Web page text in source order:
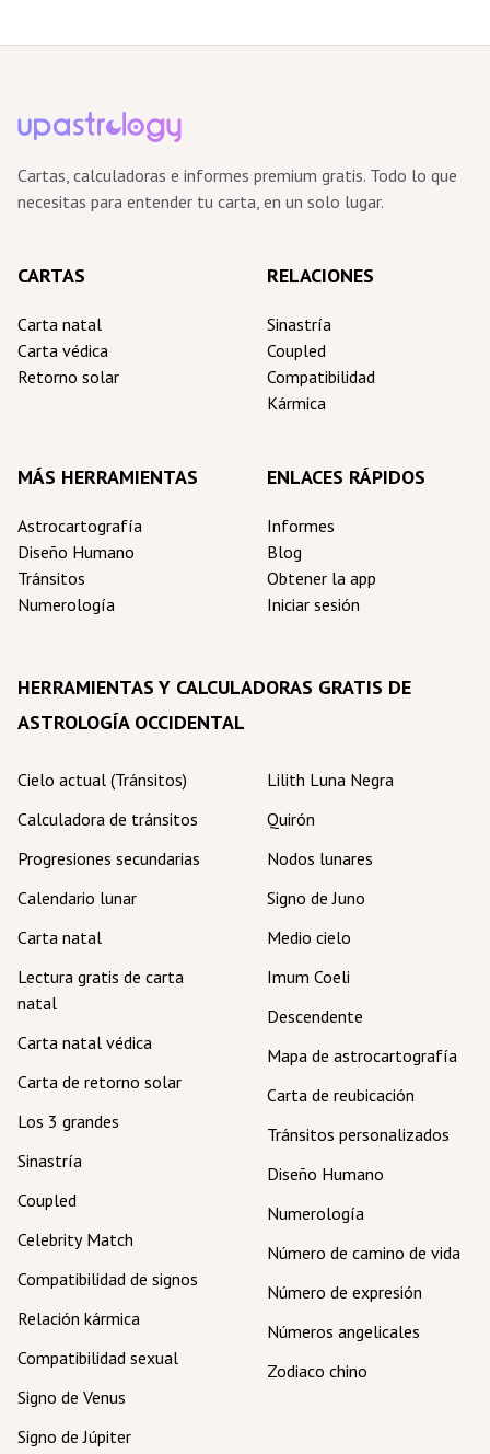
Cartas, calculadoras e informes premium gratis. Todo lo que
necesitas para entender tu carta, en un solo lugar.
CARTAS
Carta natal
Carta védica
Retorno solar
RELACIONES
Sinastría
Coupled
Compatibilidad
Kármica
MÁS HERRAMIENTAS
Astrocartografía
Diseño Humano
Tránsitos
Numerología
ENLACES RÁPIDOS
Informes
Blog
Obtener la app
Iniciar sesión
HERRAMIENTAS Y CALCULADORAS GRATIS DE
ASTROLOGÍA OCCIDENTAL
Cielo actual (Tránsitos)
Calculadora de tránsitos
Progresiones secundarias
Calendario lunar
Carta natal
Lectura gratis de carta
natal
Carta natal védica
Carta de retorno solar
Los 3 grandes
Sinastría
Coupled
Celebrity Match
Compatibilidad de signos
Relación kármica
Compatibilidad sexual
Signo de Venus
Signo de Júpiter
Lilith Luna Negra
Quirón
Nodos lunares
Signo de Juno
Medio cielo
Imum Coeli
Descendente
Mapa de astrocartografía
Carta de reubicación
Tránsitos personalizados
Diseño Humano
Numerología
Número de camino de vida
Número de expresión
Números angelicales
Zodiaco chino